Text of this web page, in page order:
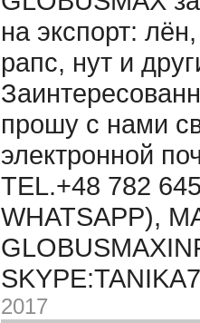
на экспорт:
рапс, нут и
прошу с нами
электронной
TEL.+48 782
WHATSAPP),
2017